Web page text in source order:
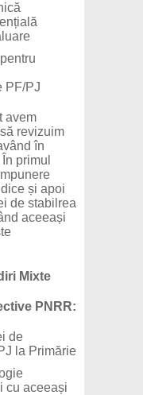
PF/PJ
avem
revizuim
în
primul
și apoi
de stabilrea
aceeași
Mixte
PNRR:
de
la Primărie
cu aceeași